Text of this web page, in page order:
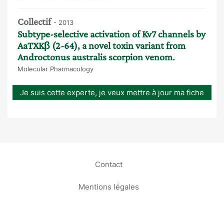
Collectif - 2013
Subtype-selective activation of Kv7 channels by
AaTXKβ (2-64), a novel toxin variant from
Androctonus australis scorpion venom.
Molecular Pharmacology
Je suis cette experte, je veux mettre à jour ma fiche
Contact
Mentions légales